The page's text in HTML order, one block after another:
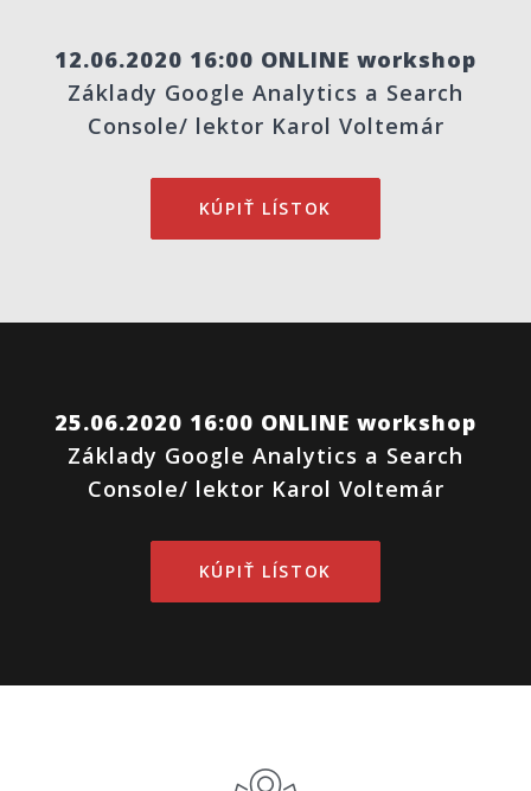
12.06.2020 16:00 ONLINE workshop
Základy Google Analytics a Search
Console/ lektor Karol Voltemár
KÚPIŤ LÍSTOK
25.06.2020 16:00 ONLINE workshop
Základy Google Analytics a Search
Console/ lektor Karol Voltemár
KÚPIŤ LÍSTOK